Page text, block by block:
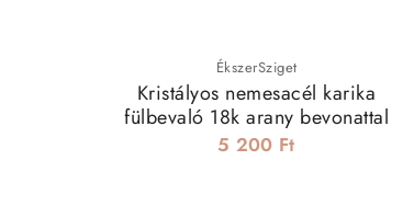
ÉkszerSziget
Kristályos nemesacél karika
fülbevaló 18k arany bevonattal
5 200 Ft